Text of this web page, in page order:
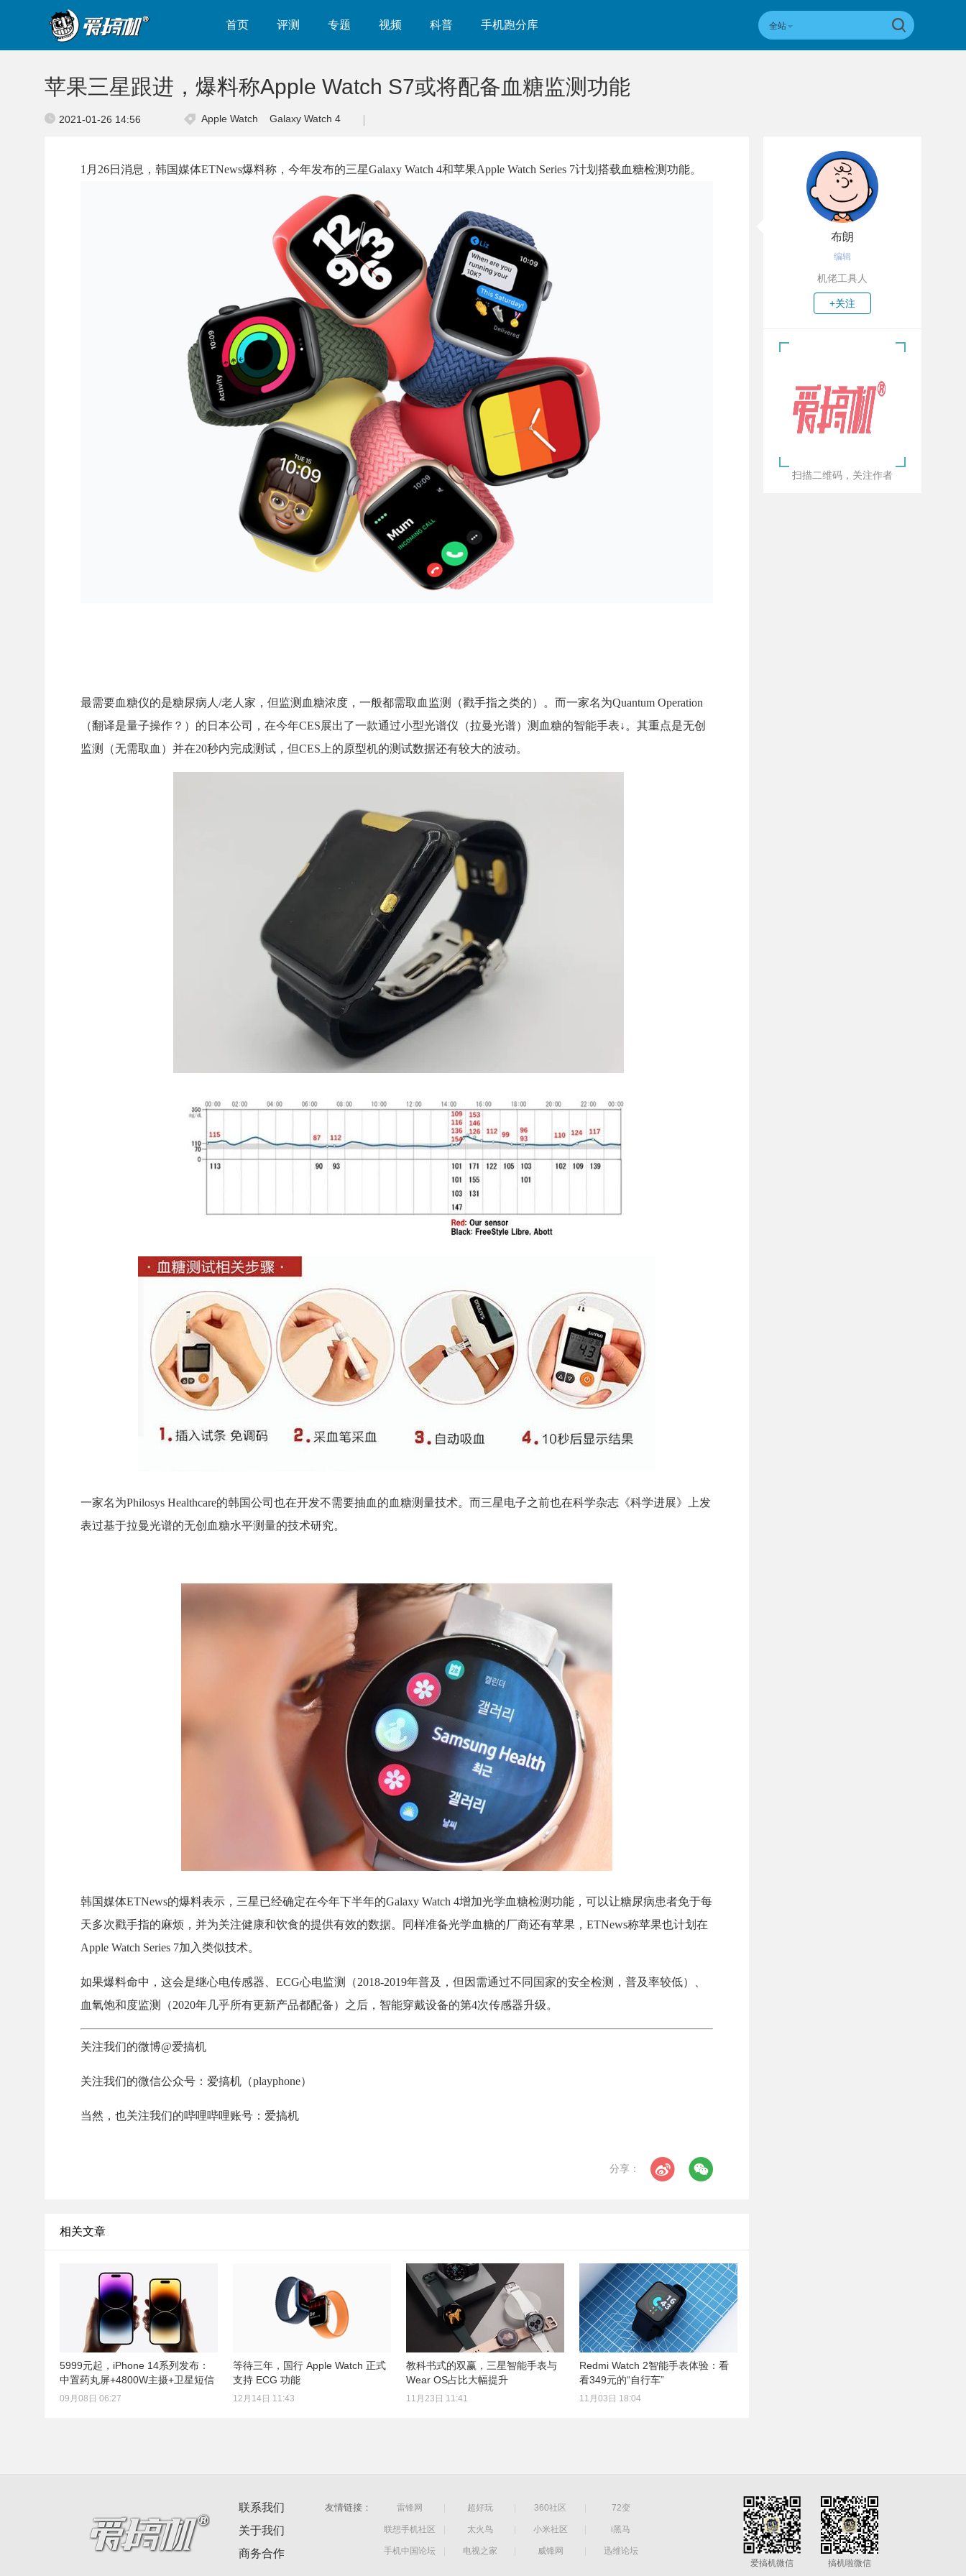
首页 评测 专题 视频 科普 手机跑分库 全站
苹果三星跟进，爆料称Apple Watch S7或将配备血糖监测功能
2021-01-26 14:56 Apple Watch Galaxy Watch 4
1月26日消息，韩国媒体ETNews爆料称，今年发布的三星Galaxy Watch 4和苹果Apple Watch Series 7计划搭载血糖检测功能。
最需要血糖仪的是糖尿病人/老人家，但监测血糖浓度，一般都需取血监测（戳手指之类的）。而一家名为Quantum Operation
（翻译是量子操作？）的日本公司，在今年CES展出了一款通过小型光谱仪（拉曼光谱）测血糖的智能手表↓。其重点是无创
监测（无需取血）并在20秒内完成测试，但CES上的原型机的测试数据还有较大的波动。
一家名为Philosys Healthcare的韩国公司也在开发不需要抽血的血糖测量技术。而三星电子之前也在科学杂志《科学进展》上发
表过基于拉曼光谱的无创血糖水平测量的技术研究。
韩国媒体ETNews的爆料表示，三星已经确定在今年下半年的Galaxy Watch 4增加光学血糖检测功能，可以让糖尿病患者免于每
天多次戳手指的麻烦，并为关注健康和饮食的提供有效的数据。同样准备光学血糖的厂商还有苹果，ETNews称苹果也计划在
Apple Watch Series 7加入类似技术。
如果爆料命中，这会是继心电传感器、ECG心电监测（2018-2019年普及，但因需通过不同国家的安全检测，普及率较低）、
血氧饱和度监测（2020年几乎所有更新产品都配备）之后，智能穿戴设备的第4次传感器升级。
关注我们的微博@爱搞机
关注我们的微信公众号：爱搞机（playphone）
当然，也关注我们的哔哩哔哩账号：爱搞机
分享：
相关文章
5999元起，iPhone 14系列发布：
中置药丸屏+4800W主摄+卫星短信
09月08日 06:27
等待三年，国行 Apple Watch 正式
支持 ECG 功能
12月14日 11:43
教科书式的双赢，三星智能手表与
Wear OS占比大幅提升
11月23日 11:41
Redmi Watch 2智能手表体验：看
看349元的“自行车”
11月03日 18:04
布朗
编辑
机佬工具人
+关注
扫描二维码，关注作者
联系我们
关于我们
商务合作
友情链接： 雷锋网 | 超好玩 | 360社区 | 72变
联想手机社区 | 太火鸟 | 小米社区 | i黑马
手机中国论坛 | 电视之家 | 威锋网 |
迅维论坛
爱搞机微信
搞机啦微信